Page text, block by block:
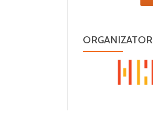
ORGANIZATOR